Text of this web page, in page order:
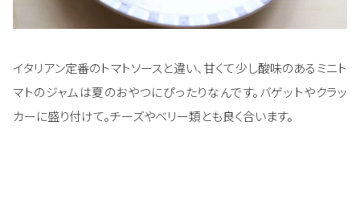
イタリアン定番のトマトソースと違い、甘くて少し酸味のあるミニト
マトのジャムは夏のおやつにぴったりなんです。バゲットやクラッ
カーに盛り付けて。チーズやベリー類とも良く合います。